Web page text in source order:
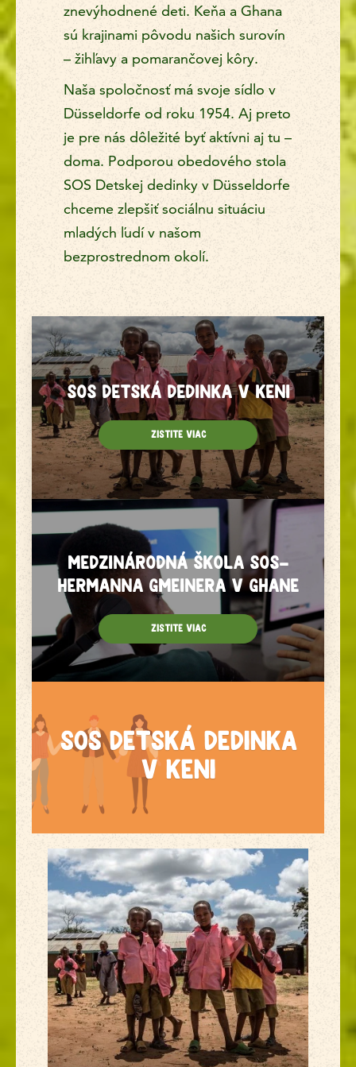
znevýhodnené deti. Keňa a Ghana
sú krajinami pôvodu našich surovín
– žihľavy a pomarančovej kôry.
Naša spoločnosť má svoje sídlo v
Düsseldorfe od roku 1954. Aj preto
je pre nás dôležité byť aktívni aj tu –
doma. Podporou obedového stola
SOS Detskej dedinky v Düsseldorfe
chceme zlepšiť sociálnu situáciu
mladých ľudí v našom
bezprostrednom okolí.
SOS Detská dedinka v Keni
Zistite viac
Medzinárodná škola SOS-
Hermanna Gmeinera v Ghane
Zistite viac
SOS Detská dedinka
v Keni